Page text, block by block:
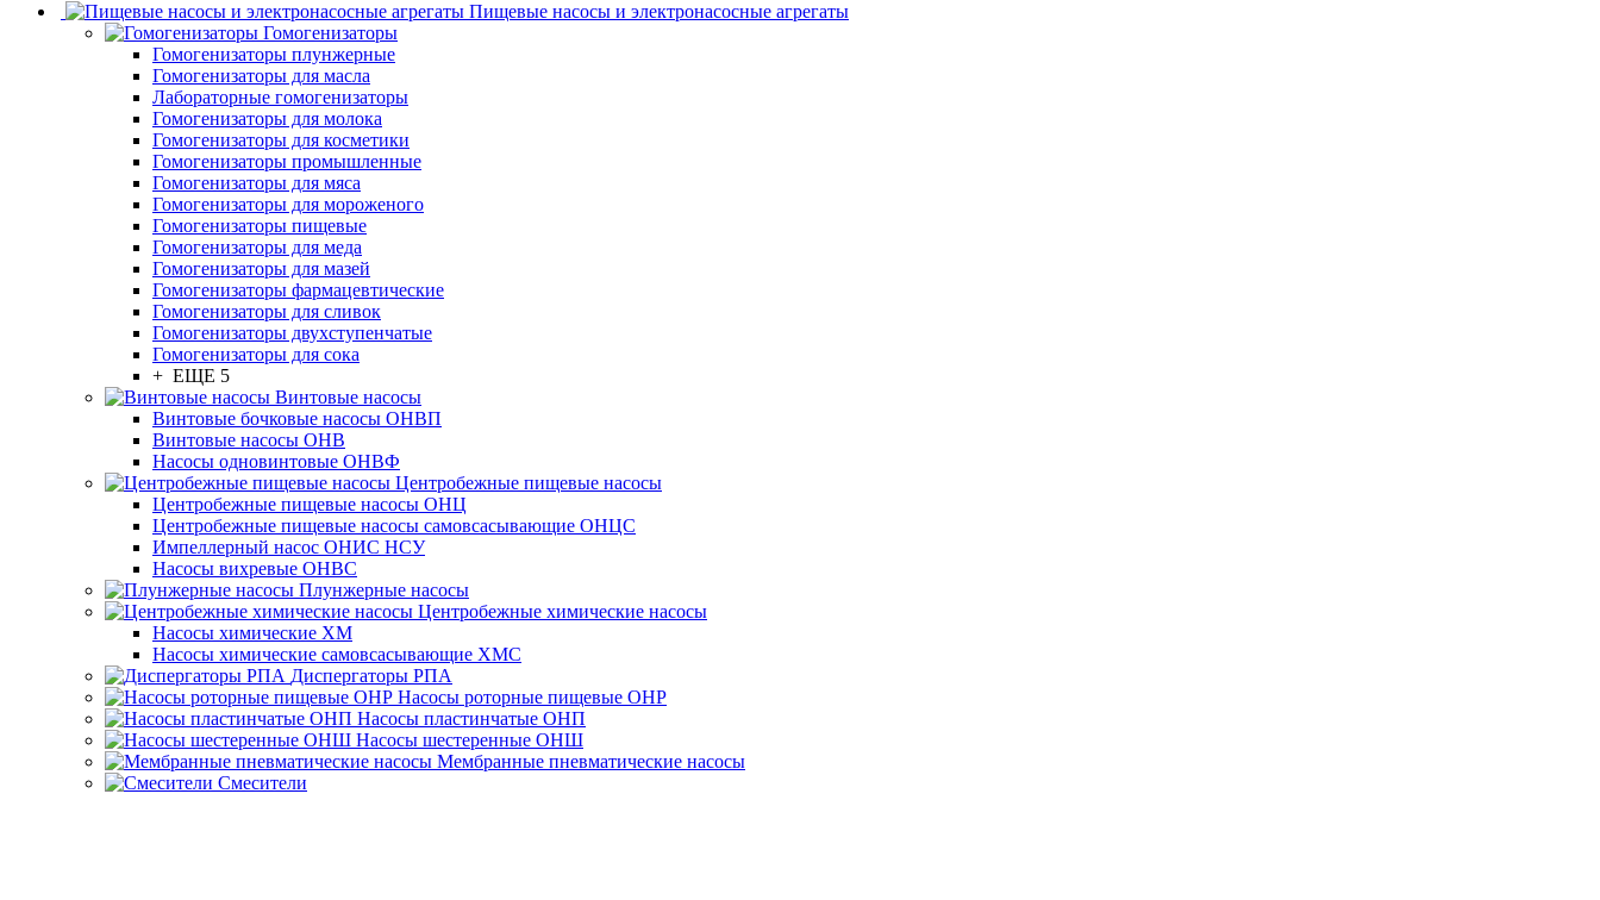
Пищевые насосы и электронасосные агрегаты
Гомогенизаторы
Гомогенизаторы плунжерные
Гомогенизаторы для масла
Лабораторные гомогенизаторы
Гомогенизаторы для молока
Гомогенизаторы для косметики
Гомогенизаторы промышленные
Гомогенизаторы для мяса
Гомогенизаторы для мороженого
Гомогенизаторы пищевые
Гомогенизаторы для меда
Гомогенизаторы для мазей
Гомогенизаторы фармацевтические
Гомогенизаторы для сливок
Гомогенизаторы двухступенчатые
Гомогенизаторы для сока
+ ЕЩЕ 5
Винтовые насосы
Винтовые бочковые насосы ОНВП
Винтовые насосы ОНВ
Насосы одновинтовые ОНВФ
Центробежные пищевые насосы
Центробежные пищевые насосы ОНЦ
Центробежные пищевые насосы самовсасывающие ОНЦС
Импеллерный насос ОНИС НСУ
Насосы вихревые ОНВС
Плунжерные насосы
Центробежные химические насосы
Насосы химические ХМ
Насосы химические самовсасывающие ХМС
Диспергаторы РПА
Насосы роторные пищевые ОНР
Насосы пластинчатые ОНП
Насосы шестеренные ОНШ
Мембранные пневматические насосы
Смесители